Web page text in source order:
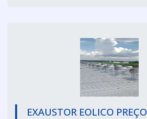
EXAUSTOR EOLICO PREÇO